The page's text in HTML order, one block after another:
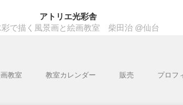
アトリエ光彩舎
彩で描く風景画と絵画教室 柴田治 @仙台
教室 教室カレンダー 販売 プロフ